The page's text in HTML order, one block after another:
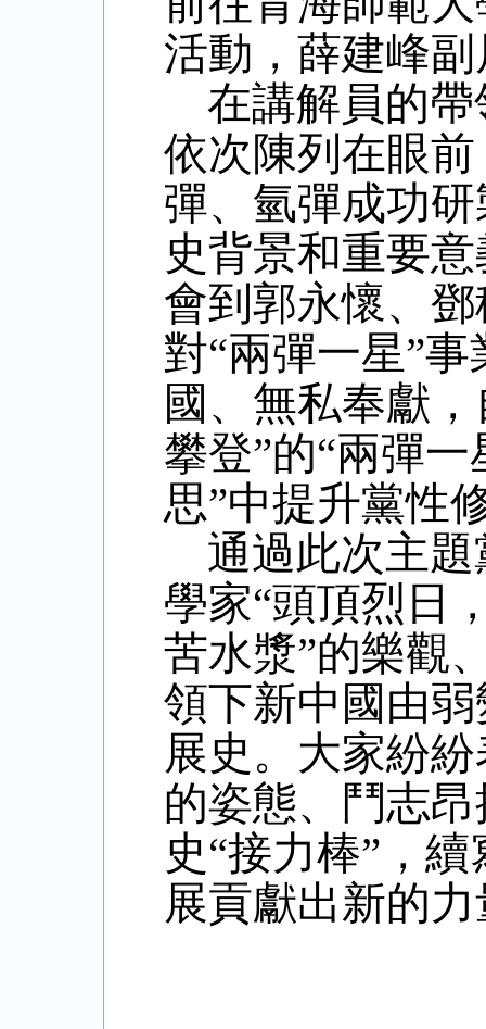
活動，薛建峰
在講解員的
依次陳列在眼
彈、氫彈成功
史背景和重要
會到郭永懷、
對“兩彈一星”
國、無私奉獻
攀登”的“兩彈
思”中提升黨性
通過此次主
學家“頭頂烈日
苦水漿”的樂觀
領下新中國由
展史。大家紛
的姿態、鬥志
史“接力棒”，
展貢獻出新的